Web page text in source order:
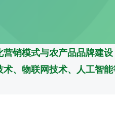
营销模式与农产品品牌建
术、物联网技术、人工智